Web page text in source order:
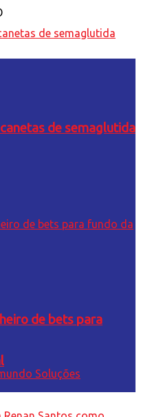
de semaglutida
de bets para
Soluções